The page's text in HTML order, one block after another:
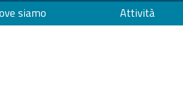
siamo Attività